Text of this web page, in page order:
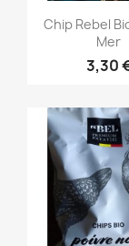
Aperçu
Chip Rebel
Mer
3,30